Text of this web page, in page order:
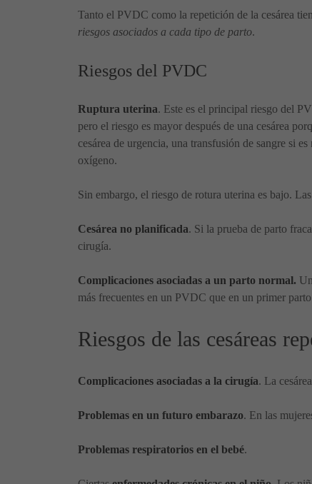
Tanto el PVDC como la repetición de la cesárea
riesgos asociados a cada tipo de parto.
Riesgos del PVDC
Ruptura uterina. Este es el principal riesgo del
pero el riesgo es mayor después de una cesárea
cesárea de urgencia, una transfusión de sangre si
oxígeno.
Sin embargo, el riesgo de rotura uterina es bajo.
Cesárea no planificada. Si la prueba de parto
cirugía.
Complicaciones asociadas a un parto normal.
más frecuentes en un PVDC que en un primer
Riesgos de las cesáreas
Complicaciones asociadas a la cirugía. La
Problemas en un futuro embarazo. En las
Problemas respiratorios en el bebé.